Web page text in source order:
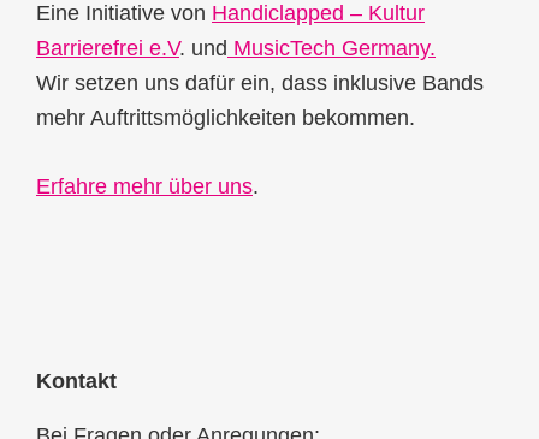
Eine Initiative von Handiclapped – Kultur
Barrierefrei e.V. und MusicTech Germany.
Wir setzen uns dafür ein, dass inklusive Bands
mehr Auftrittsmöglichkeiten bekommen.
Erfahre mehr über uns.
Kontakt